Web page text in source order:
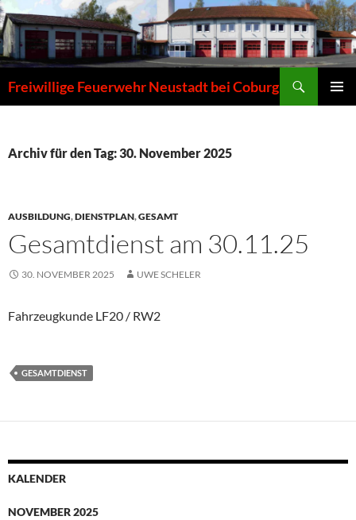
Zum
Inhalt
springen
Freiwillige Feuerwehr Neustadt bei Coburg
Archiv für den Tag: 30. November 2025
AUSBILDUNG,DIENSTPLAN,GESAMT
Gesamtdienst am 30.11.25
30. NOVEMBER 2025 UWE SCHELER
Fahrzeugkunde LF20 / RW2
GESAMTDIENST
KALENDER
NOVEMBER 2025